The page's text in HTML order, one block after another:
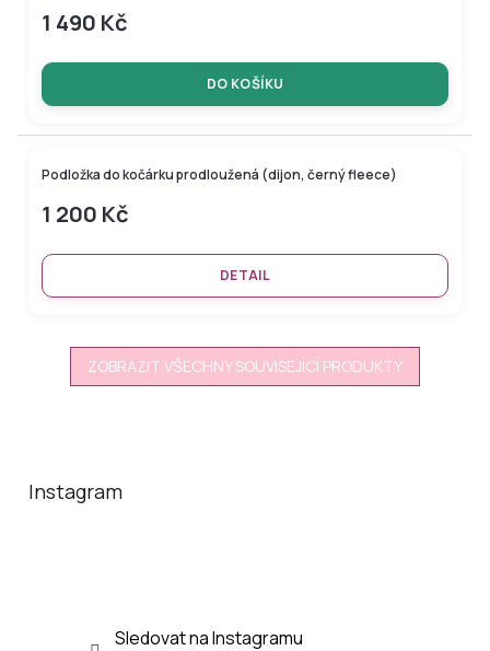
1 490 Kč
DO KOŠÍKU
Podložka do kočárku prodloužená (dijon, černý fleece)
1 200 Kč
DETAIL
ZOBRAZIT VŠECHNY SOUVISEJÍCÍ PRODUKTY
Instagram
Sledovat na Instagramu